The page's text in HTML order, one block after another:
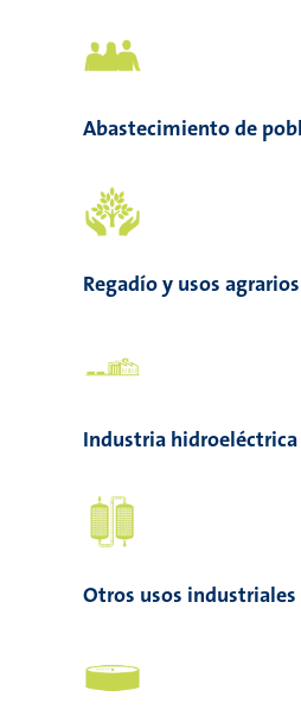
Abastecimiento de
Regadío y usos agrarios
Industria hidroeléctrica
Otros usos industriales